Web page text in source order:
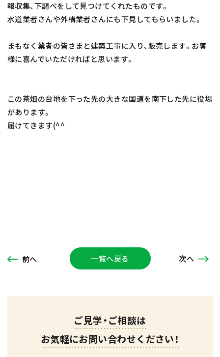
報収集、下調べをして見つけてくれたものです。
水道業者さんや外構業者さんにも下見してもらいました。
まもなく業者の皆さまと建築工事に入り、販売します。お客
様に喜んでいただければと思います。
この茶畑の台地を下った先の大きな国道を南下した先に役場
があります。
届けてきます(^^
前へ 一覧へ戻る 次へ
ご見学・ご相談は
お気軽にお問い合わせください！